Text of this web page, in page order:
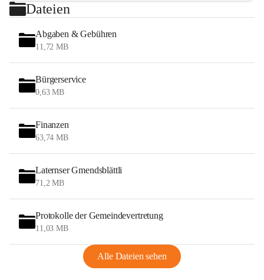
Dateien
Abgaben & Gebühren
11,72 MB
Bürgerservice
0,63 MB
Finanzen
63,74 MB
Laternser Gmendsblättli
71,2 MB
Protokolle der Gemeindevertretung
11,03 MB
Alle Dateien sehen